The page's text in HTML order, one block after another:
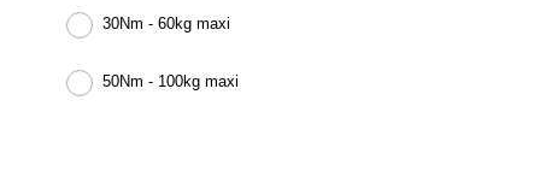
30Nm - 60kg maxi
50Nm - 100kg maxi